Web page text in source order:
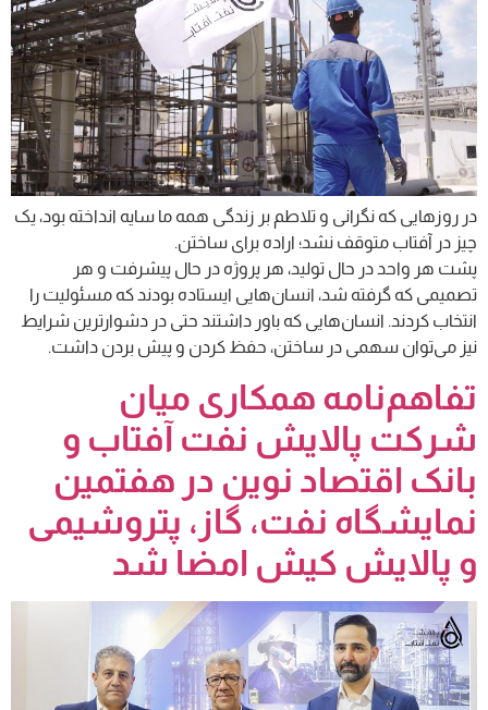
در روزهایی که نگرانی و تلاطم بر زندگی همه ما سایه انداخته بود، یک
چیز در آفتاب متوقف نشد؛ اراده برای ساختن.
پشت هر واحد در حال تولید، هر پروژه در حال پیشرفت و هر
تصمیمی که گرفته شد، انسان‌هایی ایستاده بودند که مسئولیت را
انتخاب کردند. انسان‌هایی که باور داشتند حتی در دشوارترین شرایط
نیز می‌توان سهمی در ساختن، حفظ کردن و پیش بردن داشت.
تفاهم‌نامه همکاری میان
شرکت پالایش نفت آفتاب و
بانک اقتصاد نوین در هفتمین
نمایشگاه نفت، گاز، پتروشیمی
و پالایش کیش امضا شد